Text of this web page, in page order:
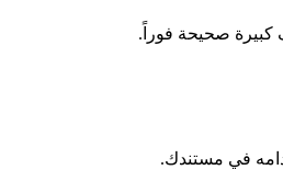
كبيرة صحيحة فوراً.
في مستندك.